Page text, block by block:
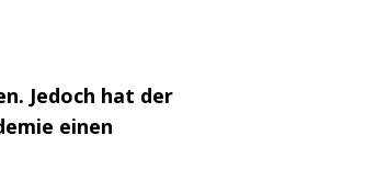
Jedoch hat der
einen